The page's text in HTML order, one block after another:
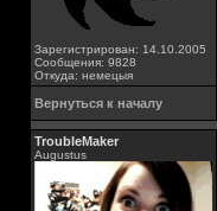
Зарегистрирован: 14.10.2005
Сообщения: 9828
Откуда: немецыя
Вернуться к началу
TroubleMaker
Augustus